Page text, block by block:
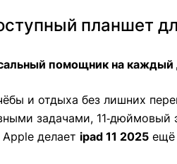
планшет
помощник на каждый
и отдыха без лишних
задачами,
делает ipad 11 2025 ещё